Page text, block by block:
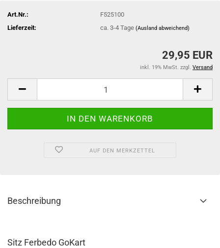
Art.Nr.:
F525100
Lieferzeit:
ca. 3-4 Tage(Ausland abweichend)
29,95 EUR
inkl. 19% MwSt. zzgl. Versand
AUF DEN MERKZETTEL
Beschreibung
Sitz Ferbedo GoKart